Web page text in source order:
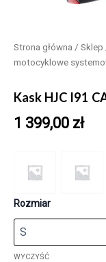
Strona główna / Sklep
motocyklowe
Kask HJC I91
1 399,00 zł
Rozmiar
WYCZYŚĆ